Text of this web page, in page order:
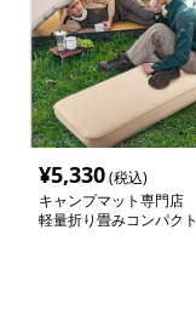
¥5,330(税込)
キャンプマット専門店
軽量折り畳みコンパクト